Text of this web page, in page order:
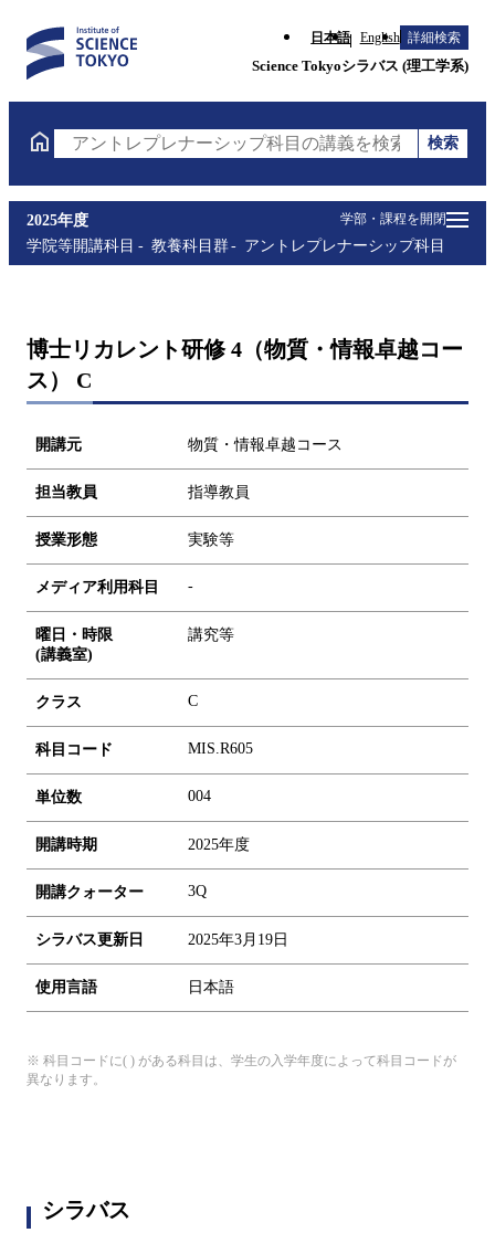
日本語 English 詳細検索
Science Tokyoシラバス (理工学系)
アントレプレナーシップ科目の講義を検索（講義名
検索
学部・課程を開閉
2025年度
学院等開講科目
教養科目群 アントレプレナーシップ科目
博士リカレント研修 4（物質・情報卓越コー
ス） C
開講元 物質・情報卓越コース
担当教員 指導教員
授業形態 実験等
メディア利用科目 -
曜日・時限
(講義室)
講究等
クラス C
科目コード MIS.R605
単位数 004
開講時期 2025年度
開講クォーター 3Q
シラバス更新日 2025年3月19日
使用言語 日本語
※ 科目コードに( ) がある科目は、学生の入学年度によって科目コードが
異なります。
シラバス